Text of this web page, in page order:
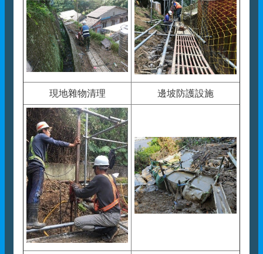
現地雜物清理 邊坡防護設施